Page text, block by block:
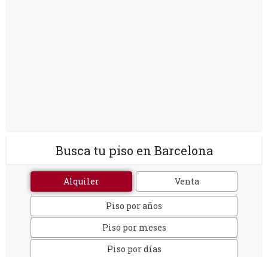
Busca tu piso en Barcelona
Alquiler Venta
Piso por años
Piso por meses
Piso por días